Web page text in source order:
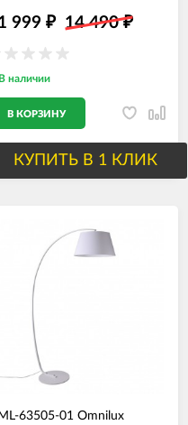
999 ₽ 14 490₽
В наличии
В КОРЗИНУ
КУПИТЬ В 1 КЛИК
63505-01 Omnilux